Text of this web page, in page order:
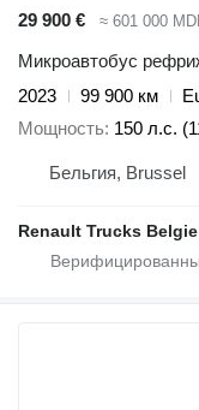
29 900 €
≈ 601 000 MDL
Микроавтобус
2023
99 900 км
Мощность 150 л.с.
Бельгия, Brussel
Renault Trucks